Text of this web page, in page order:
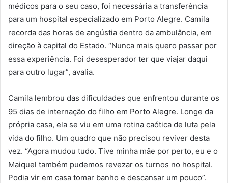
médicos para o seu caso, foi necessária a transferência
para um hospital especializado em Porto Alegre. Camila
recorda das horas de angústia dentro da ambulância, em
direção à capital do Estado. “Nunca mais quero passar por
essa experiência. Foi desesperador ter que viajar daqui
para outro lugar”, avalia.
Camila lembrou das dificuldades que enfrentou durante os
95 dias de internação do filho em Porto Alegre. Longe da
própria casa, ela se viu em uma rotina caótica de luta pela
vida do filho. Um quadro que não precisou reviver desta
vez. “Agora mudou tudo. Tive minha mãe por perto, eu e o
Maiquel também pudemos revezar os turnos no hospital.
Podia vir em casa tomar banho e descansar um pouco”.